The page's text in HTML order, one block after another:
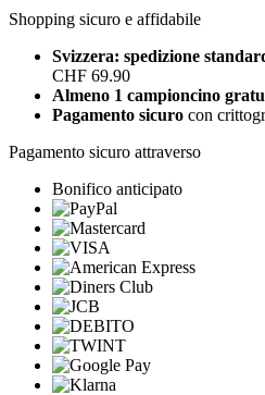
Shopping sicuro e affidabile
Svizzera: spedizione
CHF 69.90
Almeno 1 campioncino
Pagamento sicuro con
Pagamento sicuro attraverso
Bonifico anticipato